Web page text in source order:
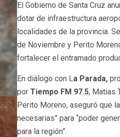
El Gobierno de Santa Cruz
dotar de infraestructura
localidades de la provincia.
de Noviembre y Perito
fortalecer el entramado
En diálogo con La Parada,
por Tiempo FM 97.5, Matias
Perito Moreno, aseguró que
necesarias” para “poder
para la región”.